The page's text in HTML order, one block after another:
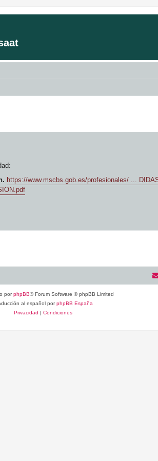
https://www.mscbs.gob.es/profesionales/ ...
porphpBB® Forum Software © phpBB Limited
al español porphpBB España
Privacidad | Condiciones